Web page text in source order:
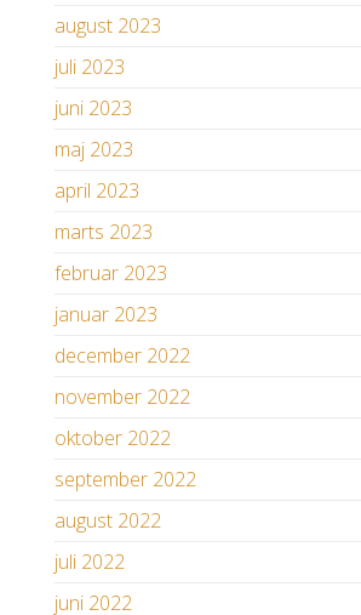
august 2023
juli 2023
juni 2023
maj 2023
april 2023
marts 2023
februar 2023
januar 2023
december 2022
november 2022
oktober 2022
september 2022
august 2022
juli 2022
juni 2022